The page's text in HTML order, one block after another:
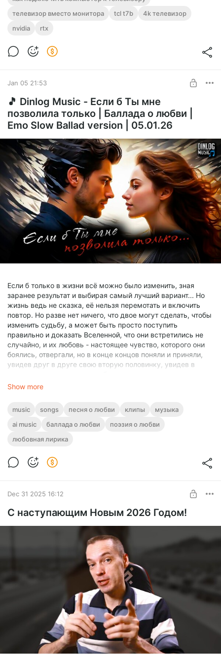
5070?
компьютера нет сигнала 4K, а только 1080p?
Level required:
Наблюдатель
телевизор вместо монитора
tcl t7b
4k телевизор
nvidia
rtx
Jan 05 21:53
🎵 Dinlog Music - Если б Ты мне
позволила только | Баллада о любви |
Emo Slow Ballad version | 05.01.26
Если б только в жизни всё можно было изменить, зная
заранее результат и выбирая самый лучший вариант... Но
жизнь ведь не сказка, её нельзя перемотать и включить
повтор. Но разве нет ничего, что двое могут сделать, чтобы
изменить судьбу, а может быть просто поступить
правильно и доказать Вселенной, что они встретились не
случайно, и их любовь - настоящее чувство, которого они
боялись, отвергали, но в конце концов поняли и приняли,
увидев друг в друге свою вторую половинку, увидев в
настоящая любовь!
Пусть хотя бы в этих строках останется то, чего...
возможно... уже не случится в жизни...
P.S.: решил также на Boosty выставлять свои клипы на
Show more
music songs песня о любви клипы
музыка
ai music
баллада о любви
поэзия о любви
любовная лирика
Dec 31 2025 16:12
С наступающим Новым 2026 Годом!